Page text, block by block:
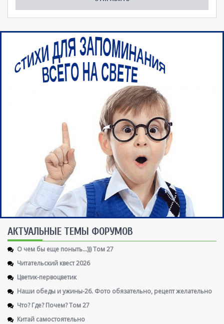
AКТУАЛЬНЫЕ ТЕМЫ ФОРУМОВ
О чем бы еще поныть...))) Том 27
Читательский квест 2026
Цветик-первоцветик
Наши обеды и ужины-26. Фото обязательно, рецепт желательно
Что? Где? Почем? Том 27
Китай самостоятельно